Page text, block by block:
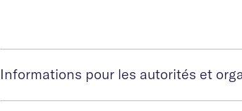
Informations pour les autorités et